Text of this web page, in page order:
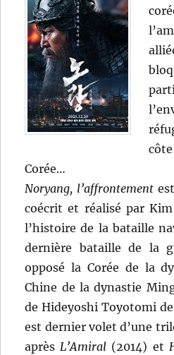
Corée…
Noryang, l’affrontement
coécrit et réalisé par
l’histoire de la bataille
dernière bataille de la
opposé la Corée de la
Chine de la dynastie
de Hideyoshi Toyotomi
est dernier volet d’une
aprèsL’Amiral (2014) et